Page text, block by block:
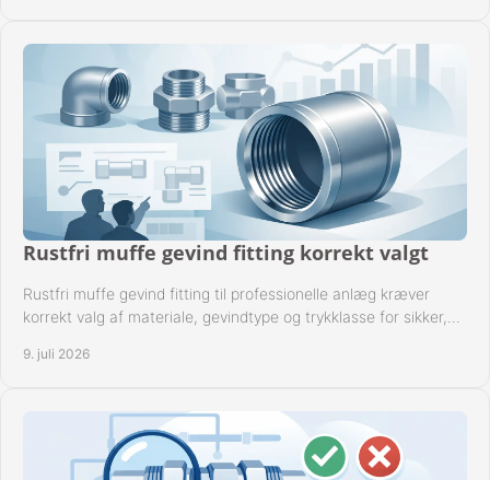
Rustfri muffe gevind fitting korrekt valgt
Rustfri muffe gevind fitting til professionelle anlæg kræver
korrekt valg af materiale, gevindtype og trykklasse for sikker,
9. juli 2026